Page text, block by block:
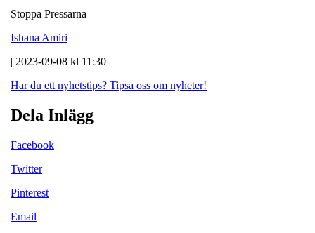
Stoppa Pressarna
Ishana Amiri
| 2023-09-08 kl 11:30 |
Har du ett nyhetstips? Tipsa oss om nyheter!
Dela Inlägg
Facebook
Twitter
Pinterest
Email